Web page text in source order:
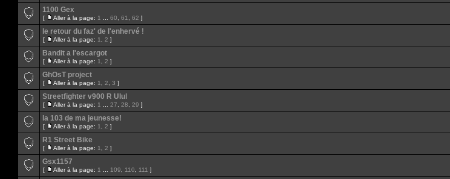
1100 Gex
[ Aller à la page: 1 60 61 62 ]
le retour du faz' de l'enhervé !
[ Aller à la page: 1 2 ]
Bandit a l'escargot
[ Aller à la page: 1 2 ]
GhOsT project
[ Aller à la page: 1 2 3 ]
Streetfighter v900 R Ulul
[ Aller à la page: 1 27 28 29 ]
la 103 de ma jeunesse!
[ Aller à la page: 1 2 ]
R1 Street Bike
[ Aller à la page: 1 2 ]
Gsx1157
[ Aller à la page: 1 109 110 111 ]